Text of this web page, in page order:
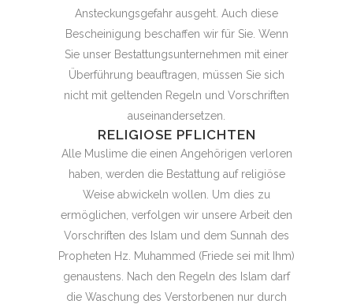
Ansteckungsgefahr ausgeht. Auch diese
Bescheinigung beschaffen wir für Sie. Wenn
Sie unser Bestattungsunternehmen mit einer
Überführung beauftragen, müssen Sie sich
nicht mit geltenden Regeln und Vorschriften
auseinandersetzen.
RELIGIOSE PFLICHTEN
Alle Muslime die einen Angehörigen verloren
haben, werden die Bestattung auf religiöse
Weise abwickeln wollen. Um dies zu
ermöglichen, verfolgen wir unsere Arbeit den
Vorschriften des Islam und dem Sunnah des
Propheten Hz. Muhammed (Friede sei mit Ihm)
genaustens. Nach den Regeln des Islam darf
die Waschung des Verstorbenen nur durch